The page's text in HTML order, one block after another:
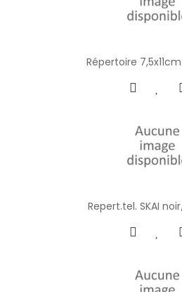
Répertoire
Repert.tel. SKAI